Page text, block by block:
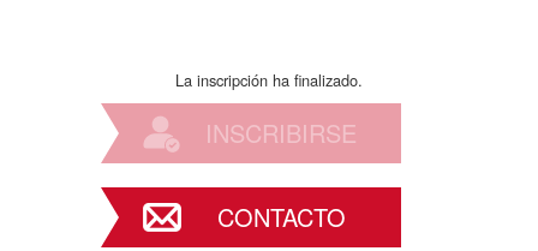
La inscripción ha finalizado.
INSCRIBIRSE
CONTACTO